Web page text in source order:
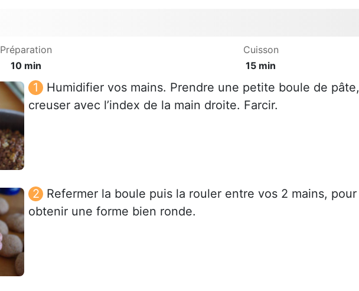
Préparation
10 min
Cuisson
15 min
Humidifier vos mains. Prendre une petite boule de pâte,
creuser avec l’index de la main droite. Farcir.
Refermer la boule puis la rouler entre vos 2 mains, pour
obtenir une forme bien ronde.